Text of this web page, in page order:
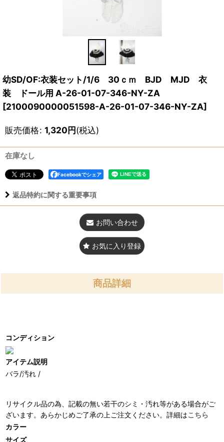
幼SD/OF:衣装セット/1/6 30ｃｍ BJD MJD 衣
装 ドール用 A-26-01-07-346-NY-ZA
[2100090000051598-A-26-01-07-346-NY-ZA]
販売価格: 1,320円(税込)
在庫なし
Facebookでシェア
返品特約に関する重要事項
お問い合わせ
お気に入り登録
商品詳細
コンディション
アイテム説明
バラ/汚れ /
リサイクル品の為、記載の無い若干のシミ・汚れ等がある場合がご
ざいます。あらかじめご了承の上ご注文ください。詳細はこちら
カラー
サイズ